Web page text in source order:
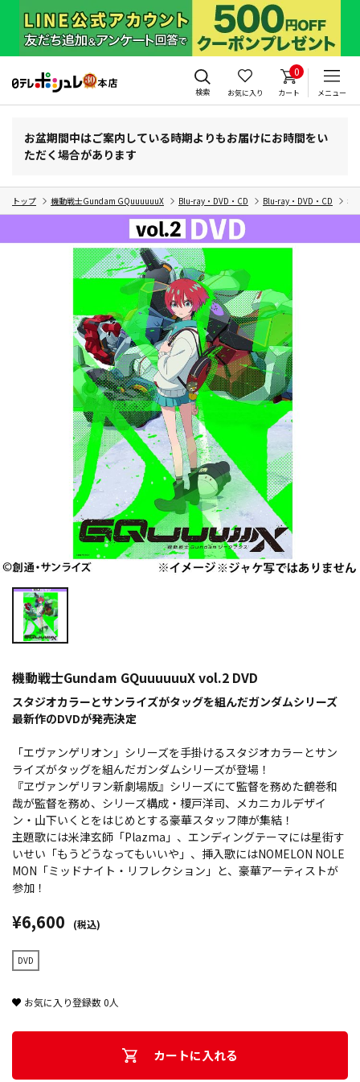
検索 お気に入り
0
カート メニュー
お盆期間中はご案内している時期よりもお届けにお時間をい
ただく場合があります
トップ 機動戦士Gundam GQuuuuuuX Blu-ray・DVD・CD Blu-ray・DVD・CD 機
機動戦士Gundam GQuuuuuuX vol.2 DVD
スタジオカラーとサンライズがタッグを組んだガンダムシリーズ
最新作のDVDが発売決定
「エヴァンゲリオン」シリーズを手掛けるスタジオカラーとサン
ライズがタッグを組んだガンダムシリーズが登場！
『ヱヴァンゲリヲン新劇場版』シリーズにて監督を務めた鶴巻和
哉が監督を務め、シリーズ構成・榎戸洋司、メカニカルデザイ
ン・山下いくとをはじめとする豪華スタッフ陣が集結！
主題歌には米津玄師「Plazma」、エンディングテーマには星街す
いせい「もうどうなってもいいや」、挿入歌にはNOMELON NOLE
MON「ミッドナイト・リフレクション」と、豪華アーティストが
参加！
¥6,600 (税込)
DVD
お気に入り登録数0人
カートに入れる